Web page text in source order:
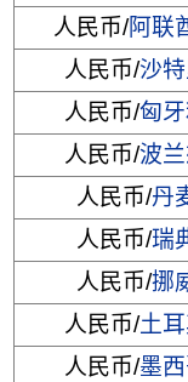
人民币/阿联
人民币/沙
人民币/匈
人民币/波
人民币/丹
人民币/瑞
人民币/挪
人民币/土
人民币/墨